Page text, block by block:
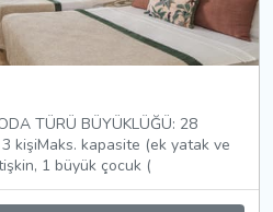
TÜRÜ BÜYÜKLÜĞÜ: 28
3 kişiMaks. kapasite (ek yatak ve
1 büyük çocuk (